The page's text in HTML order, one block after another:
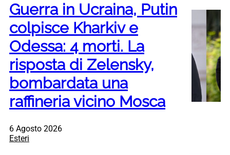
Guerra in Ucraina, Putin
colpisce Kharkiv e
Odessa: 4 morti. La
risposta di Zelensky,
bombardata una
raffineria vicino Mosca
6 Agosto 2026
Esteri